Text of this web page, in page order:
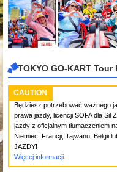
TOKYO GO-KART Tour
CAUTION
Będziesz potrzebować ważnego
prawa jazdy, licencji SOFA dla Sił
jazdy z oficjalnym tłumaczeniem
Niemiec, Francji, Tajwanu, Belgii
JAZDY!
Więcej informacji.